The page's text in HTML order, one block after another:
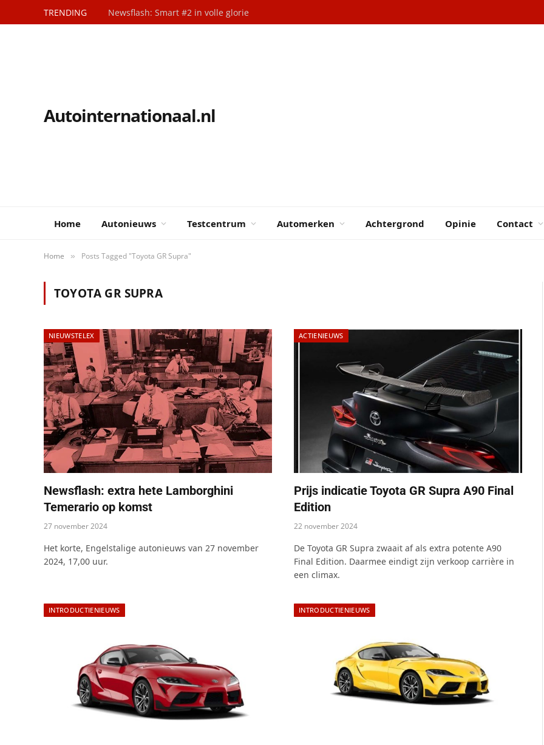
TRENDING Newsflash: Smart #2 in volle glorie
Autointernationaal.nl
Home Autonieuws Testcentrum Automerken Achtergrond Opinie Contact
Home » Posts Tagged "Toyota GR Supra"
TOYOTA GR SUPRA
NIEUWSTELEX
Newsflash: extra hete Lamborghini
Temerario op komst
27 november 2024
Het korte, Engelstalige autonieuws van 27 november
2024, 17,00 uur.
ACTIENIEUWS
Prijs indicatie Toyota GR Supra A90 Final
Edition
22 november 2024
De Toyota GR Supra zwaait af als extra potente A90
Final Edition. Daarmee eindigt zijn verkoop carrière in
een climax.
INTRODUCTIENIEUWS INTRODUCTIENIEUWS